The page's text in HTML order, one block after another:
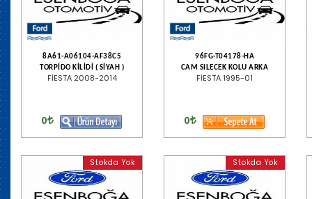
8A61-A06104-AF38C5
TORPİDO KİLİDİ ( SİYAH )
FİESTA 2008-2014
0
96FG-T04178-HA
CAM SILECEK KOLU ARKA
FİESTA 1995-01
0
Stokda Yok Stokda Yok